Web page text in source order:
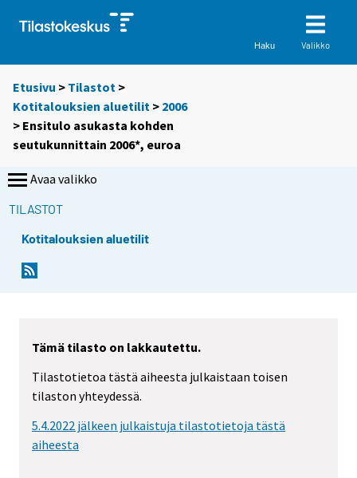
Haku Valikko
Etusivu > Tilastot >
Kotitalouksien aluetilit > 2006
> Ensitulo asukasta kohden
seutukunnittain 2006*, euroa
Avaa valikko
TILASTOT
Kotitalouksien aluetilit
Tämä tilasto on lakkautettu.
Tilastotietoa tästä aiheesta julkaistaan toisen
tilaston yhteydessä.
5.4.2022 jälkeen julkaistuja tilastotietoja tästä
aiheesta